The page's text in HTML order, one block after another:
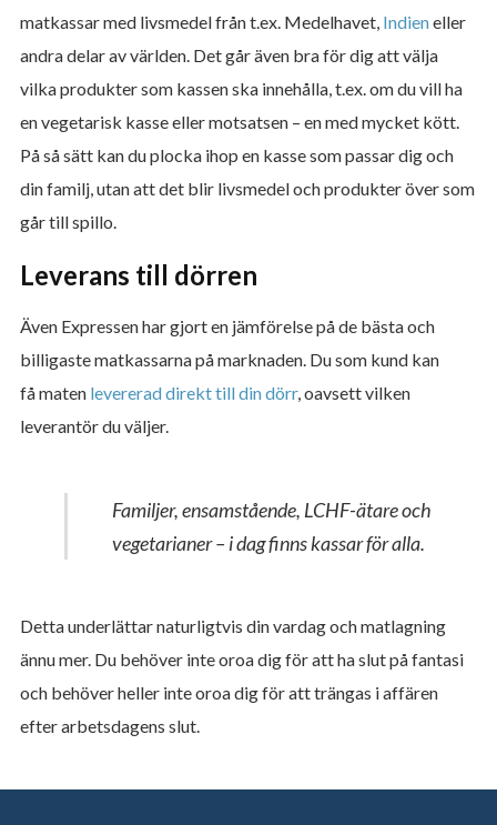
matkassar med livsmedel från t.ex. Medelhavet, Indieneller
andra delar av världen. Det går även bra för dig att välja
vilka produkter som kassen ska innehålla, t.ex. om du vill ha
en vegetarisk kasse eller motsatsen – en med mycket kött.
På så sätt kan du plocka ihop en kasse som passar dig och
din familj, utan att det blir livsmedel och produkter över som
går till spillo.
Leverans till dörren
Även Expressen har gjort en jämförelse på de bästa och
billigaste matkassarna på marknaden. Du som kund kan
få maten levererad direkt till din dörr, oavsett vilken
leverantör du väljer.
Familjer, ensamstående, LCHF-ätare och
vegetarianer – i dag finns kassar för alla.
Detta underlättar naturligtvis din vardag och matlagning
ännu mer. Du behöver inte oroa dig för att ha slut på fantasi
och behöver heller inte oroa dig för att trängas i affären
efter arbetsdagens slut.